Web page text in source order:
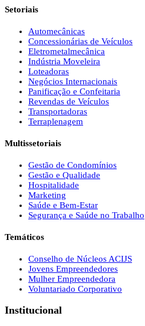
Setoriais
Automecânicas
Concessionárias de Veículos
Eletrometalmecânica
Indústria Moveleira
Loteadoras
Negócios Internacionais
Panificação e Confeitaria
Revendas de Veículos
Transportadoras
Terraplenagem
Multissetoriais
Gestão de Condomínios
Gestão e Qualidade
Hospitalidade
Marketing
Saúde e Bem-Estar
Segurança e Saúde no Trabalho
Temáticos
Conselho de Núcleos ACIJS
Jovens Empreendedores
Mulher Empreendedora
Voluntariado Corporativo
Institucional